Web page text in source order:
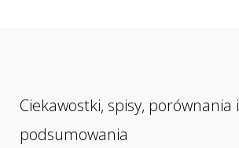
Ciekawostki, spisy, porównania i
podsumowania